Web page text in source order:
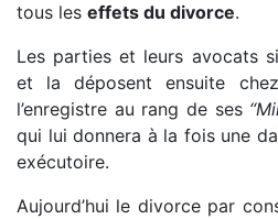
tous les effets du divorce.
Les parties et leurs avocats
et la déposent ensuite
l’enregistre au rang de ses
qui lui donnera à la fois une
exécutoire.
Aujourd’hui le divorce par